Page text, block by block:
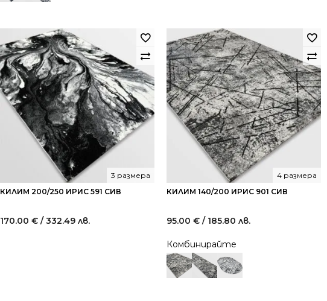
КИЛИМ 200/250 ИРИС 591 СИВ
3 размера
170.00 € / 332.49 лв.
КИЛИМ 140/200 ИРИС 901 СИВ
4 размера
95.00 € / 185.80 лв.
Комбинирайте